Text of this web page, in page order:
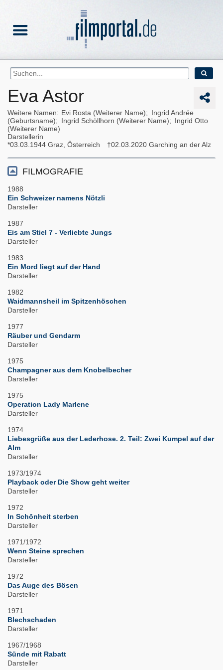
Eva Astor
Weitere Namen Evi Rosta (Weiterer Name)
Ingrid Andrée
(Geburtsname)
Ingrid Schöllhorn (Weiterer Name)
Ingrid Otto
(Weiterer Name)
Darstellerin
03.03.1944 Graz, Österreich 02.03.2020 Garching an der Alz
FILMOGRAFIE
1988
Ein Schweizer namens Nötzli
Darsteller
1987
Eis am Stiel 7 - Verliebte Jungs
Darsteller
1983
Ein Mord liegt auf der Hand
Darsteller
1982
Waidmannsheil im Spitzenhöschen
Darsteller
1977
Räuber und Gendarm
Darsteller
1975
Champagner aus dem Knobelbecher
Darsteller
1975
Operation Lady Marlene
Darsteller
1974
Liebesgrüße aus der Lederhose. 2. Teil: Zwei Kumpel auf der
Alm
Darsteller
1973/1974
Playback oder Die Show geht weiter
Darsteller
1972
In Schönheit sterben
Darsteller
1971/1972
Wenn Steine sprechen
Darsteller
1972
Das Auge des Bösen
Darsteller
1971
Blechschaden
Darsteller
1967/1968
Sünde mit Rabatt
Darsteller